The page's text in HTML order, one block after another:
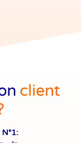
client